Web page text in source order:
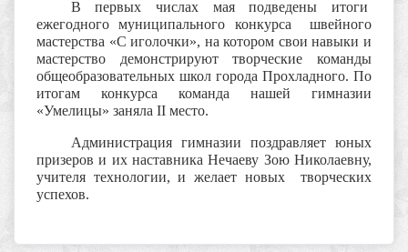
В первых числах мая подведены итоги
ежегодного муниципального конкурса швейного
мастерства «С иголочки», на котором свои навыки и
мастерство демонстрируют творческие команды
общеобразовательных школ города Прохладного. По
итогам конкурса команда нашей гимназии
«Умелицы» заняла II место.
Администрация гимназии поздравляет юных
призеров и их наставника Нечаеву Зою Николаевну,
учителя технологии, и желает новых творческих
успехов.